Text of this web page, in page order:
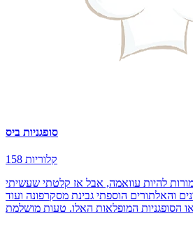
סופגניות ביס
158 קלוריות
להיות עוואמה, אבל אז קלטתי שעשיתי
והאלתורים הוספתי גבינת מסקרפונה ועוד